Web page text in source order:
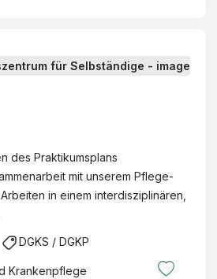
des Praktikumsplans
mit unserem Pflege-
in einem interdisziplinären,
DGKS / DGKP
Krankenpflege